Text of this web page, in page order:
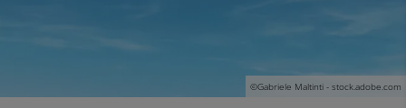
©Gabriele Maltinti - stock.adobe.com